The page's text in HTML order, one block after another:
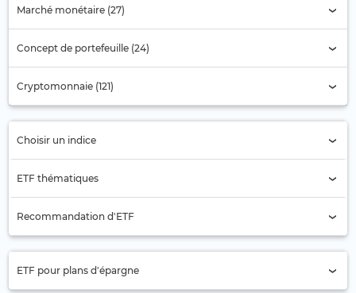
Marché monétaire (27)
Concept de portefeuille (24)
Cryptomonnaie (121)
Choisir un indice
Sélection de l'indice
ETF thématiques
Aérospatiale
Alimentation et Boissons
Recommandation d'ETF
Actions Asie-Pacifique (ex Japon)
ETF pour plans d'épargne